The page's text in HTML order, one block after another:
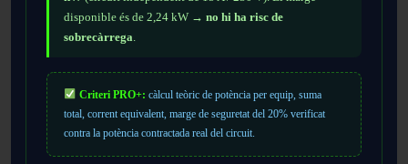
disponible és de 2,24 kW →no hi ha risc de
sobrecàrrega.
Criteri PRO+: càlcul teòric de potència per equip, suma
total, corrent equivalent, marge de seguretat del 20% verificat
contra la potència contractada real del circuit.